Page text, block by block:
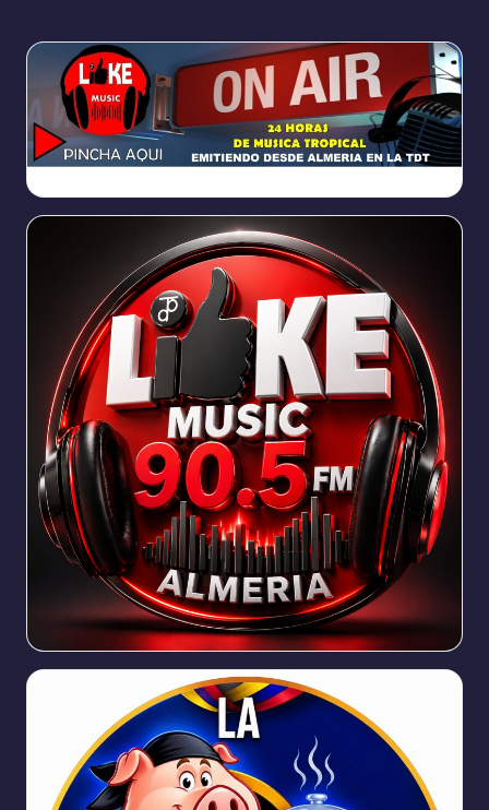
https://broadcast.radioponiente.org:8066/index.html?sid=1